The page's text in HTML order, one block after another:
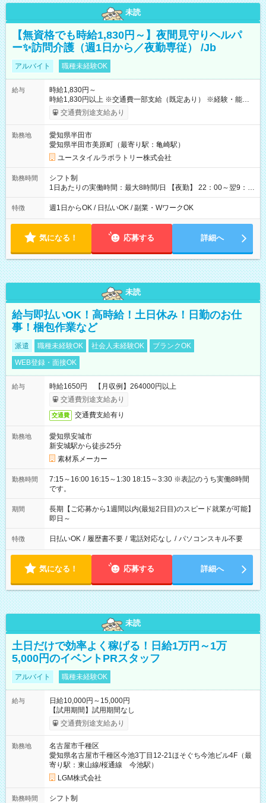
未読
【無資格でも時給1,830円～】夜間見守りヘルパ
ー✨訪問介護（週1日から／夜勤専従） /Jb
アルバイト 職種未経験OK
給与
時給1,830円～
時給1,830円以上 ※交通費一部支給（既定あり） ※経験・能力を
考慮して決定します 【収入例】 週1回勤務の場合：1,830円×8時
間×4回=5万8,560円 週3回勤務の場合：1,830円×8時間×12回
月 ※ 雇用形態と給与に、本採用時と異なる部分があります。 雇
用形態：本採用時と同じです。 給与：時給 1,570円以上
交通費別途支給あり
勤務地
愛知県半田市
愛知県半田市美原町（最寄り駅：亀崎駅）
ユースタイルラボラトリー株式会社
勤務時間
シフト制
1日あたりの実働時間：最大8時間/日 【夜勤】 22：00～翌9：
00 ※週1日～OK ／ 夜勤専従 ＊＊ 勤務時間例 ＊＊ ■22時か
ら翌7時 ■23時から翌8時 ■24時から翌9時 など ※上記の時間
ます。 ※曜日固定（毎週同じ曜日での勤務となります）
特徴 週1日からOK / 日払いOK / 副業・WワークOK
気になる！ 応募する 詳細へ
未読
給与即払いOK！高時給！土日休み！日勤のお仕
事！梱包作業など
派遣 職種未経験OK 社会人未経験OK
ブランクOK
WEB登録・面接OK
給与
時給1650円 【月収例】264000円以上
交通費別途支給あり
交通費 交通費支給有り
勤務地
愛知県安城市
新安城駅から徒歩25分
素材系メーカー
勤務時間
7:15～16:00 16:15～1:30 18:15～3:30 ※表記のうち実働8時間
です。
期間
長期【ご応募から1週間以内(最短2日目)のスピード就業が可能】
即日～
特徴 日払いOK / 履歴書不要 / 電話対応なし / パソコンスキル不要
気になる！ 応募する 詳細へ
未読
土日だけで効率よく稼げる！日給1万円～1万
5,000円のイベントPRスタッフ
アルバイト 職種未経験OK
給与
日給10,000円～15,000円
【試用期間】試用期間なし
交通費別途支給あり
勤務地
名古屋市千種区
愛知県名古屋市千種区今池3丁目12-21ほそぐち今池ビル4F（最
寄り駅：東山線/桜通線 今池駅）
LGM株式会社
勤務時間
シフト制